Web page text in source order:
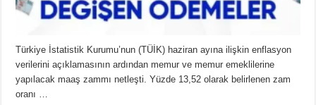
Türkiye İstatistik Kurumu’nun (TÜİK) haziran ayına ilişkin enflasyon
verilerini açıklamasının ardından memur ve memur emeklilerine
yapılacak maaş zammı netleşti. Yüzde 13,52 olarak belirlenen zam
oranı …